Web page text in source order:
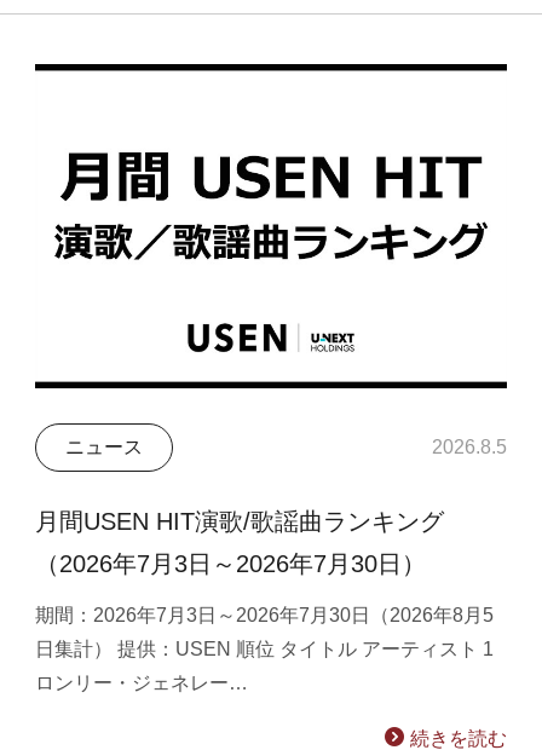
ニュース 2026.8.5
月間USEN HIT演歌/歌謡曲ランキング
（2026年7月3日～2026年7月30日）
期間：2026年7月3日～2026年7月30日（2026年8月5
日集計） 提供：USEN 順位 タイトル アーティスト 1
ロンリー・ジェネレー…
続きを読む